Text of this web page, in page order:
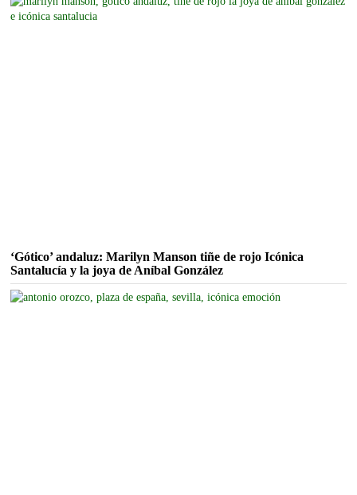
‘Gótico’ andaluz: Marilyn Manson tiñe de rojo Icónica
Santalucía y la joya de Aníbal González